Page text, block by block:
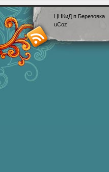
ЦНКиД п.Березовка
uCoz